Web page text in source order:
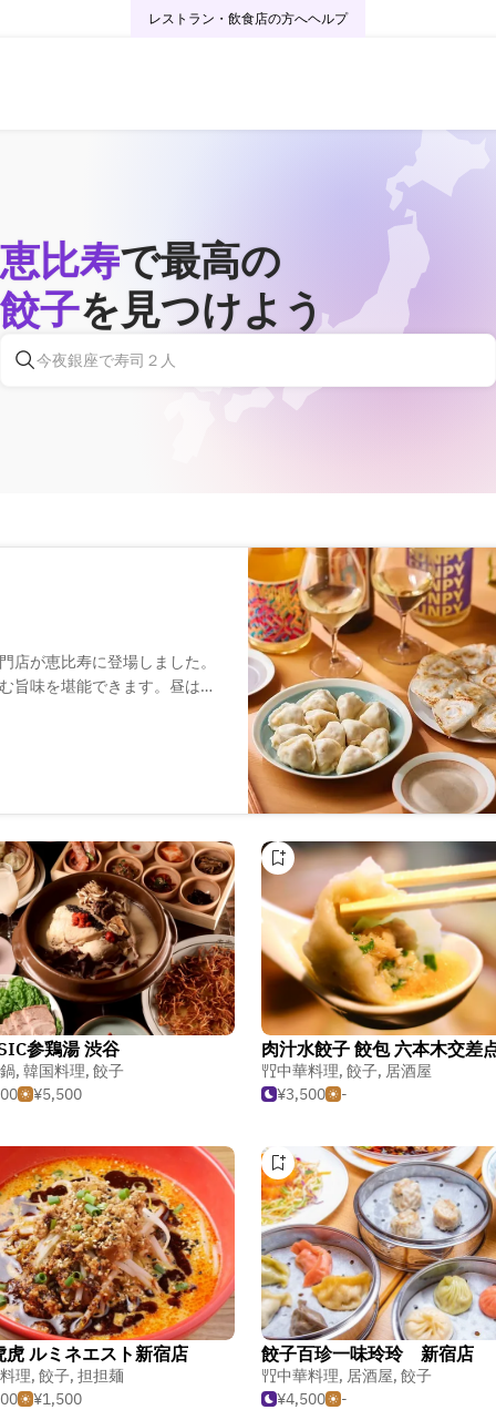
レストラン・飲食店の方へヘルプ
恵比寿で最高の
餃子を見つけよう
店が恵比寿に登場しました。
旨味を堪能できます。昼は定
参鶏湯 渋谷
, 韓国料理, 餃子
¥5,500
肉汁水餃子 餃包 六本木交差
中華料理, 餃子, 居酒屋
¥3,500
-
虎 ルミネエスト新宿店
理, 餃子, 担担麺
¥1,500
餃子百珍一味玲玲 新宿店
中華料理, 居酒屋, 餃子
¥4,500
-